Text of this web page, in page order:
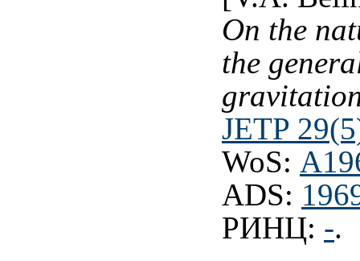
On the
the
JETP
WoS:
ADS:
РИНЦ: -.